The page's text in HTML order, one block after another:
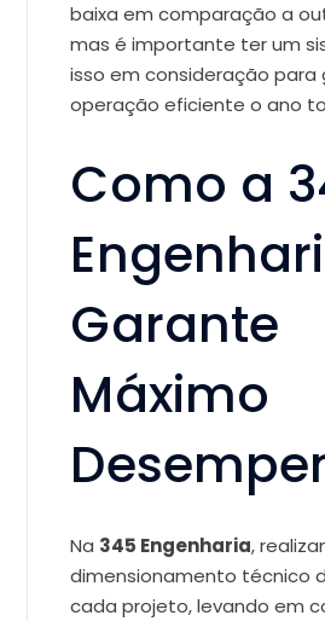
baixa em comparação a
mas é importante ter um
isso em consideração para
operação eficiente o ano
Como a
Garante
Máximo
Na 345 Engenharia,
dimensionamento técnico
cada projeto, levando em